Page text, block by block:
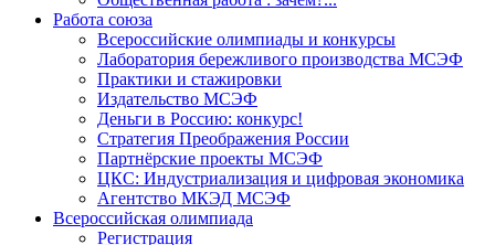
Работа союза
Всероссийские олимпиады и конкурсы
Лаборатория бережливого производства МСЭФ
Практики и стажировки
Издательство МСЭФ
Деньги в Россию: конкурс!
Стратегия Преображения России
Партнёрские проекты МСЭФ
ЦКС: Индустриализация и цифровая экономика
Агентство МКЭД МСЭФ
Всероссийская олимпиада
Регистрация